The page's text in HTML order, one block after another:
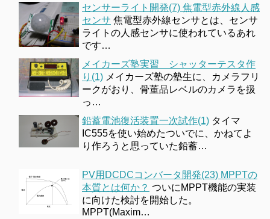
センサーライト開発(7) 焦電型赤外線人感
センサ 焦電型赤外線センサとは、センサ
ライトの人感センサに使われているあれ
です…
メイカーズ塾実習 シャッターテスタ作
り(1) メイカーズ塾の塾生に、カメラフリ
ークがおり、骨董品レベルのカメラを扱
っ…
鉛蓄電池復活装置一次試作(1) タイマ
IC555を使い始めたついでに、かねてよ
り作ろうと思っていた鉛蓄…
PV用DCDCコンバータ開発(23) MPPTの
本質とは何か？ ついにMPPT機能の実装
に向けた検討を開始した。
MPPT(Maxim…